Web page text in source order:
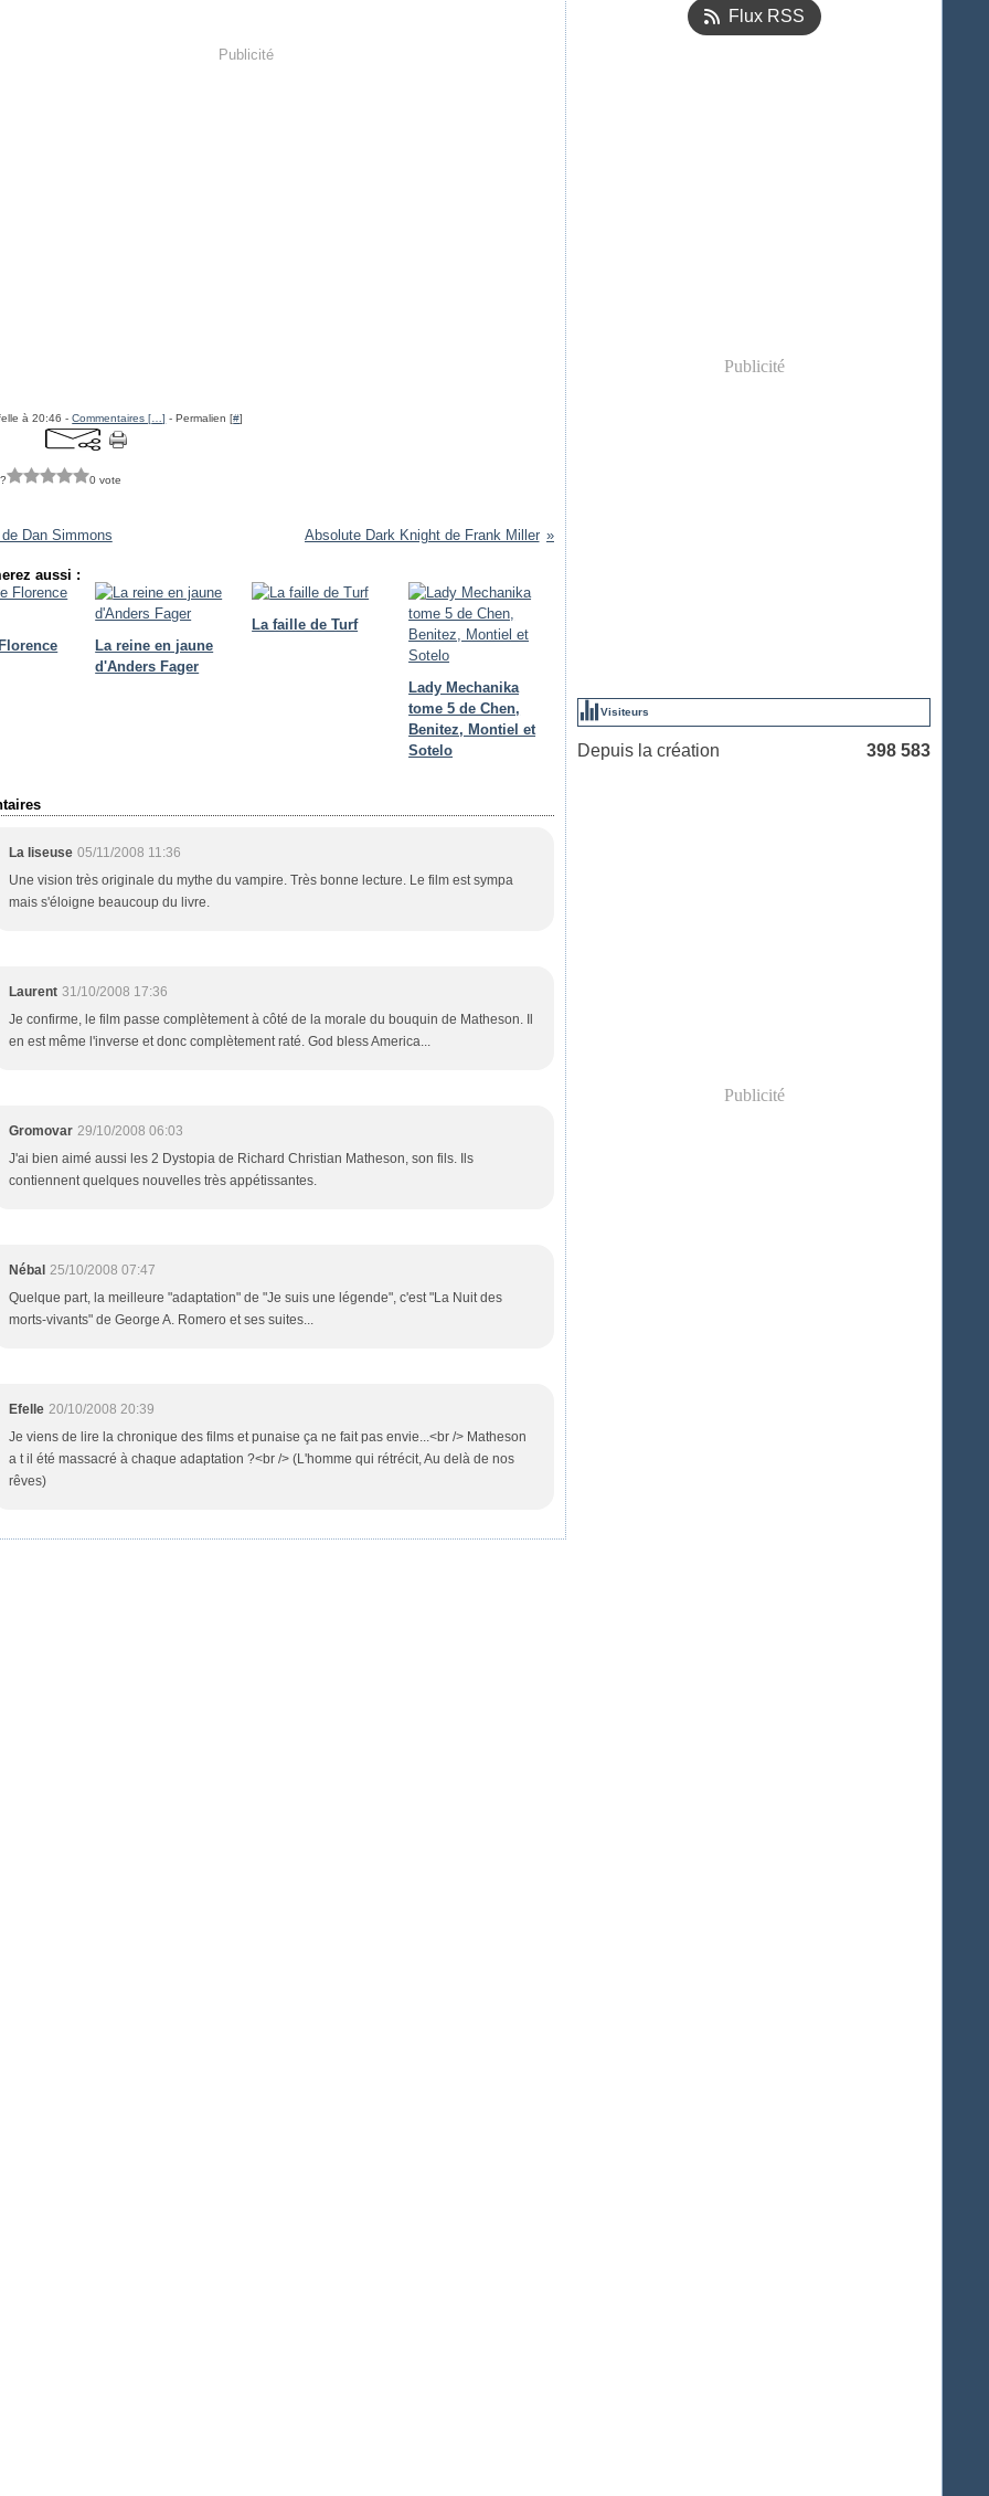
Publicité
à 20:46 -Commentaires [ …] - Permalien [#]
0 vote
de Dan Simmons Absolute Dark Knight de Frank Miller
aussi :
La reine en jaune
d'Anders Fager
La faille de Turf
Lady Mechanika
tome 5 de Chen,
Benitez, Montiel et
Sotelo
La liseuse 05/11/2008 11:36
Une vision très originale du mythe du vampire. Très bonne lecture. Le film est sympa
mais s'éloigne beaucoup du livre.
Laurent 31/10/2008 17:36
Je confirme, le film passe complètement à côté de la morale du bouquin de Matheson. Il
en est même l'inverse et donc complètement raté. God bless America...
Gromovar 29/10/2008 06:03
J'ai bien aimé aussi les 2 Dystopia de Richard Christian Matheson, son fils. Ils
contiennent quelques nouvelles très appétissantes.
Nébal 25/10/2008 07:47
Quelque part, la meilleure "adaptation" de "Je suis une légende", c'est "La Nuit des
morts-vivants" de George A. Romero et ses suites...
Efelle 20/10/2008 20:39
Je viens de lire la chronique des films et punaise ça ne fait pas envie...<br /> Matheson
a t il été massacré à chaque adaptation ?<br /> (L'homme qui rétrécit, Au delà de nos
rêves)
Flux RSS
Publicité
Visiteurs
Depuis la création 398 583
Publicité